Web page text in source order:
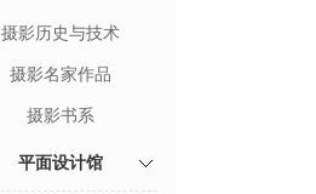
摄影历史与技术
摄影名家作品
摄影书系
平面设计馆